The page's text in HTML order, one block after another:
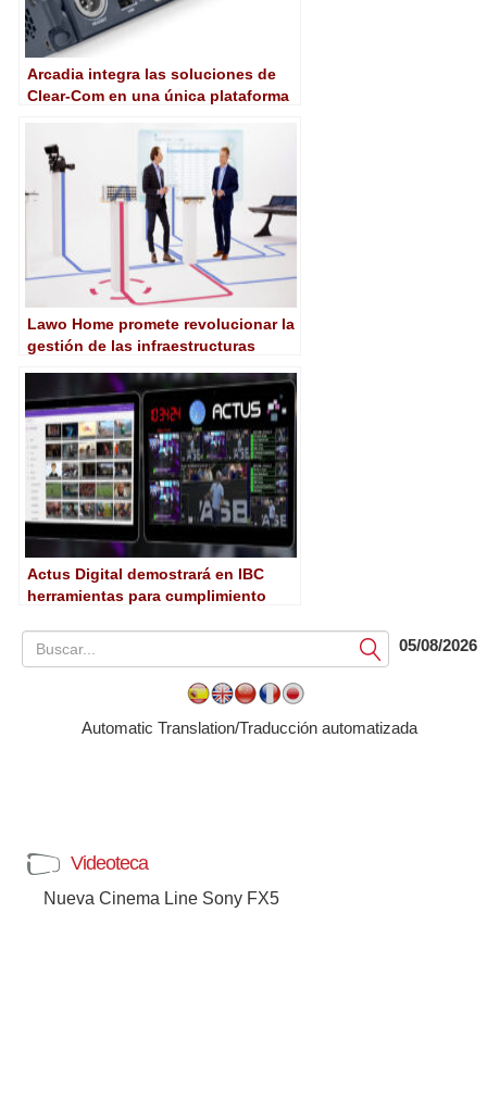
Arcadia integra las soluciones de
Clear-Com en una única plataforma
Lawo Home promete revolucionar la
gestión de las infraestructuras
Actus Digital demostrará en IBC
herramientas para cumplimiento
Submit05/08/2026
Automatic Translation/Traducción automatizada
Videoteca
Nueva Cinema Line Sony FX5